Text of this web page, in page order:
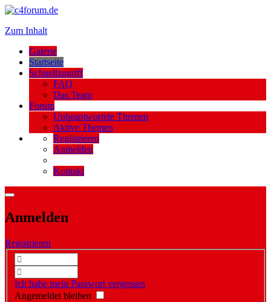
Zum Inhalt
Galerie
Startseite
Schnellzugriff
FAQ
Das Team
Forum
Unbeantwortete Themen
Aktive Themen
Registrieren
Anmelden
Kontakt
Anmelden
Registrieren
Ich habe mein Passwort vergessen
Angemeldet bleiben